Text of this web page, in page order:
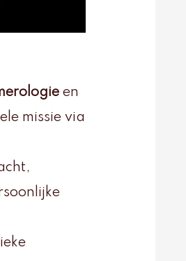
en
missie via